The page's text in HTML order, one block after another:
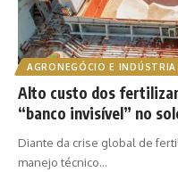
AGRONEGÓCIO E INDÚSTRIA
Alto custo dos
“banco invisível” no
Diante da crise global de
manejo técnico…